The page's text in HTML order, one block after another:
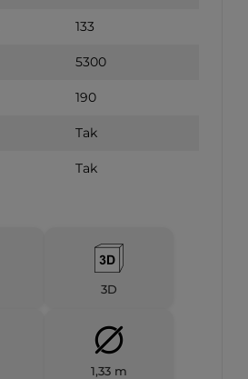
133
5300
190
Tak
Tak
3D
1,33 m